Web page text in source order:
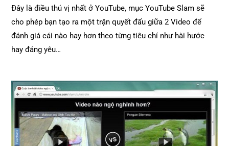
Đây là điều thú vị nhất ở YouTube, mục YouTube Slam sẽ
cho phép bạn tạo ra một trận quyết đấu giữa 2 Video để
đánh giá cái nào hay hơn theo từng tiêu chí như hài hước
hay đáng yêu…